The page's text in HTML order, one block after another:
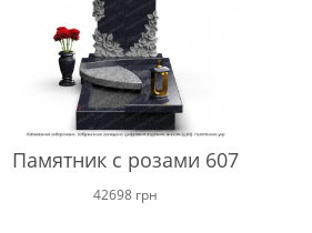
Памятник с розами 607
42698 грн